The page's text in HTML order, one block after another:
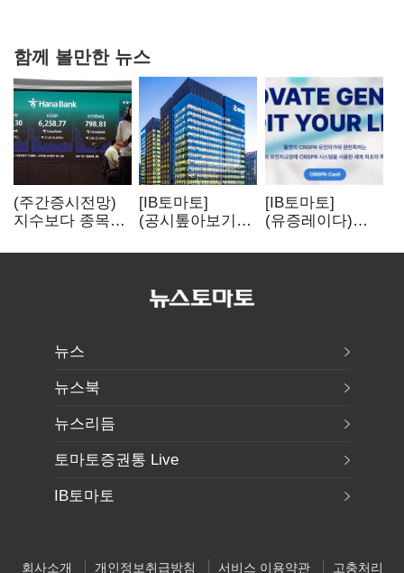
함께 볼만한 뉴스
(주간증시전망)
지수보다 종목…
이어진다
[IB토마토]
(공시톺아보기)
바로 매출로
[IB토마토]
(유증레이다)
3분의 1 토막…
뉴스
뉴스북
뉴스리듬
토마토증권통 Live
IB토마토
회사소개 개인정보취급방침 서비스 이용약관 고충처리